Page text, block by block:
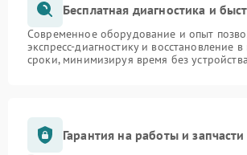
Бесплатная диагностика и
Современное оборудование и опыт
экспресс-диагностику и восстановление
сроки, минимизируя время без устройства
Гарантия на работы и запчасти